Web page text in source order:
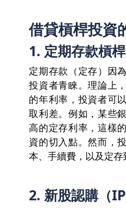
借貸槓桿投資
1. 定期存款槓
定期存款（定存）因
投資者青睞。理論上
的年利率，投資者可
取利差。例如，某些
高的定存利率，這樣
資的切入點。然而，
本、手續費，以及定存
2. 新股認購（